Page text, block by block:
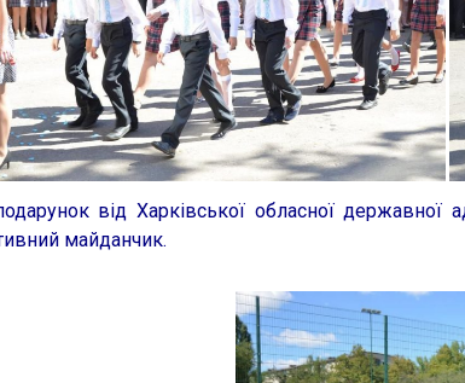
від Харківської обласної державної
майданчик.